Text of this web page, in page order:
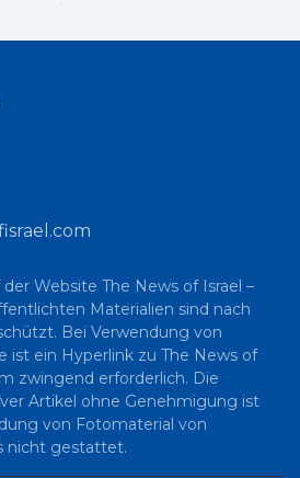
Website The News of Israel –
Materialien sind nach
Bei Verwendung von
ist ein Hyperlink zu The News of
zwingend erforderlich. Die
Artikel ohne Genehmigung ist
von Fotomaterial von
nicht gestattet.